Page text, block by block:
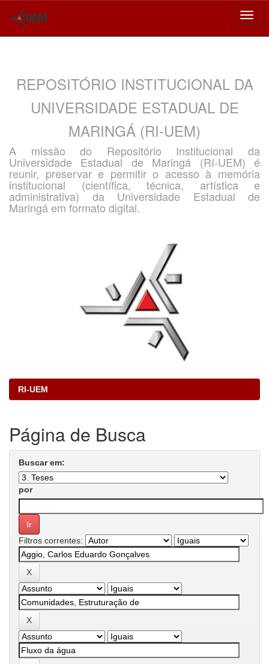
REPOSITÓRIO INSTITUCIONAL DA
UNIVERSIDADE ESTADUAL DE
MARINGÁ (RI-UEM)
A missão do Repositório Institucional da
Universidade Estadual de Maringá (RI-UEM) é
reunir, preservar e permitir o acesso à memória
institucional (científica, técnica, artística e
administrativa) da Universidade Estadual de
Maringá em formato digital.
RI-UEM
Página de Busca
Buscar em:
por
Filtros correntes: